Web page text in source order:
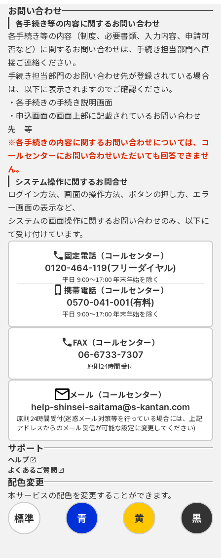
パスワード、氏名、住所、その他の必要な事
項を本システム上で登録してください。
（２）住所、氏名、メールアドレス等に変更
があった場合は変更手続を行ってください。
（３）本システムは、利用者が登録したメー
ルアドレスへＵＲＬを送信します。利用者
は、メールに記載されているＵＲＬにアクセ
スすることで、本登録を行います。
（４）利用者登録にて登録された情報は、構
成団体にて管理されます。
（５）利用者は、登録した利用者情報を使用
す。
利用者は、次の事項をご確認ください。
（１）利用者ＩＤ、パスワード、整理番号及
びパスワード（申請データ用）は、他者に知
られないように管理してください。
（２）他者からのパスワード等の照会には応
じないでください。
（３）安全性をより高めるため、パスワード
は、定期的に変更してください。
（４）利用者ＩＤ、パスワードは、再発行し
ません。なお、利用者ＩＤ、パスワードを紛
失し、盗難に遭い、又は不正使用されたこと
が分かったときは、速やかに問い合わせ先に
連絡し、その指示に従ってください。
（５）利用者ＩＤ及びパスワードについて
は、特に有効期限は設けないものとします
間行われない場合は、構成団体の職権におい
て抹消することができるものとします。
（６）構成団体は、利用者ＩＤ及びパスワー
ド、整理番号及びパスワード（申請データ
用）を使用して行われた手続については、本
人がこれを行ったものとみなします。
５ 電子証明書の取得・管理
（１）利用者が、システムを利用して申請･届
出等の手続を行う場合、電子的な署名（以下
「電子署名」という。）を必要とするものが
あります。電子署名が必要な手続について
は、自ら電子証明書を取得して、申請･届出等
お問い合わせ
各手続き等の内容に関するお問い合わせ
各手続き等の内容（制度、必要書類、入力内容、申請可
否など）に関するお問い合わせは、手続き担当部門へ直
接ご連絡ください。
手続き担当部門のお問い合わせ先が登録されている場合
は、以下に表示されますのでご確認ください。
・各手続きの手続き説明画面
・申込画面の画面上部に記載されているお問い合わせ
先 等
※各手続きの内容に関するお問い合わせについては、コ
ールセンターにお問い合わせいただいても回答できませ
ん。
システム操作に関するお問合せ
ログイン方法、画面の操作方法、ボタンの押し方、エラ
ー画面の表示など、
システムの画面操作に関するお問い合わせのみ、以下に
て受け付けています。
固定電話（コールセンター）
0120-464-119(フリーダイヤル)
平日 9:00～17:00 年末年始を除く
携帯電話（コールセンター）
0570-041-001(有料)
平日 9:00～17:00 年末年始を除く
FAX（コールセンター）
06-6733-7307
原則24時間受付
メール（コールセンター）
help-shinsei-saitama@s-kantan.com
原則24時間受付(迷惑メール対策等を行っている場合には、上記
アドレスからのメール受信が可能な設定に変更してください)
サポート
ヘルプ
よくあるご質問
配色変更
本サービスの配色を変更することができます。
標準 青 黄 黒